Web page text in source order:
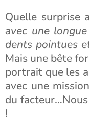
Quelle surprise
avec une
dents pointues
Mais une bête
portrait que les
avec une
du
!